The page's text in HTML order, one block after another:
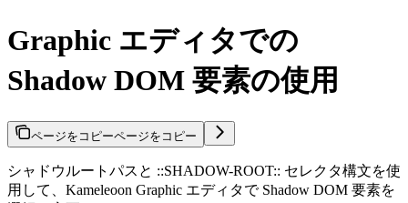
Graphic エディタでの
Shadow DOM 要素の使用
ページをコピーページをコピー
シャドウルートパスと ::SHADOW-ROOT:: セレクタ構文を使
用して、Kameleoon Graphic エディタで Shadow DOM 要素を